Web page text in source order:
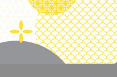
、盒子